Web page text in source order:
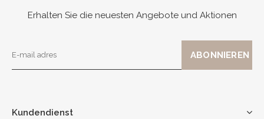
Erhalten Sie die neuesten Angebote und Aktionen
Kundendienst